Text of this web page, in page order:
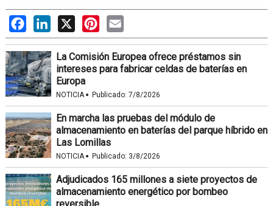
FacebookLinkedIn
X PinterestEmail
La Comisión Europea ofrece préstamos sin
intereses para fabricar celdas de baterías en
Europa
NOTICIA· Publicado: 7/8/2026
En marcha las pruebas del módulo de
almacenamiento en baterías del parque híbrido en
Las Lomillas
NOTICIA· Publicado: 3/8/2026
Adjudicados 165 millones a siete proyectos de
almacenamiento energético por bombeo